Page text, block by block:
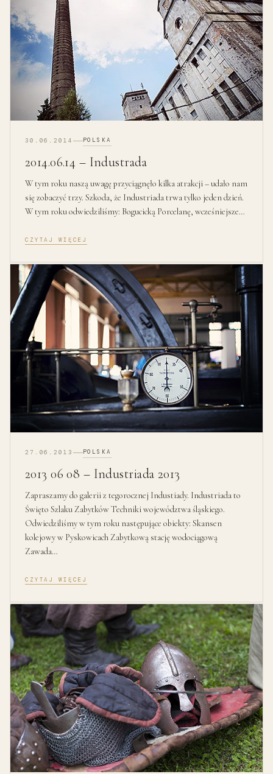
30.06.2014 POLSKA
2014.06.14 – Industrada
W tym roku naszą uwagę przyciągnęło kilka atrakcji – udało nam
się zobaczyć trzy. Szkoda, że Industriada trwa tylko jeden dzień.
W tym roku odwiedziliśmy: Bogucicką Porcelanę, wcześniejsze…
CZYTAJ WIĘCEJ
27.06.2013 POLSKA
2013 06 08 – Industriada 2013
Zapraszamy do galerii z tegorocznej Industiady. Industriada to
Święto Szlaku Zabytków Techniki województwa śląskiego.
Odwiedziliśmy w tym roku następujące obiekty: Skansen
kolejowy w Pyskowicach Zabytkową stację wodociągową
Zawada…
CZYTAJ WIĘCEJ